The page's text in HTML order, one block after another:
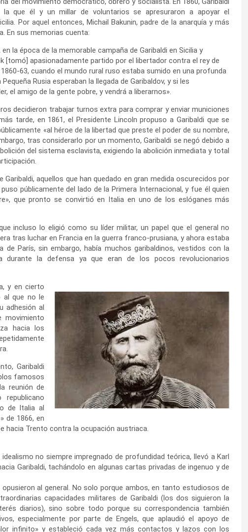
que él y un millar de voluntarios se apresuraron a apoyar el
Por aquel entonces, Michail Bakunin, padre de la anarquía y más
En sus memorias cuenta:
la época de la memorable campaña de Garibaldi en Sicilia y
[tomó] apasionadamente partido por el libertador contra el rey de
63, cuando el mundo rural ruso estaba sumido en una profunda
Rusia esperaban la llegada de Garibaldov, y si les
el amigo de la gente pobre, y vendrá a liberarnos».
decidieron trabajar turnos extra para comprar y enviar municiones
tarde, en 1861, el Presidente Lincoln propuso a Garibaldi que se
«al héroe de la libertad que preste el poder de su nombre,
tras considerarlo por un momento, Garibaldi se negó debido a
del sistema esclavista, exigiendo la abolición inmediata y total
aquellos que han quedado en gran medida oscurecidos por
públicamente del lado de la Primera Internacional, y fue él quien
que pronto se convirtió en Italia en uno de los eslóganes más
incluso lo eligió como su líder militar, un papel que el general no
tras luchar en Francia en la guerra franco-prusiana, y ahora estaba
de París, sin embargo, había muchos garibaldinos, vestidos con la
durante la defensa ya que eran de los pocos revolucionarios
y en cierto
al que no le
adhesión al
movimiento
hacia los
Garibaldi
famosos
reunión de
de Italia al
de 1866, en
hacia Trento contra la ocupación austriaca.
no siempre impregnado de profundidad teórica, llevó a Karl
Garibaldi, tachándolo en algunas cartas privadas de ingenuo y de
al general. No solo porque ambos, en tanto estudiosos de
capacidades militares de Garibaldi (los dos siguieron la
diarios), sino sobre todo porque su correspondencia también
especialmente por parte de Engels, que aplaudió el apoyo de
infinito» y estableció cada vez más contactos y lazos con los